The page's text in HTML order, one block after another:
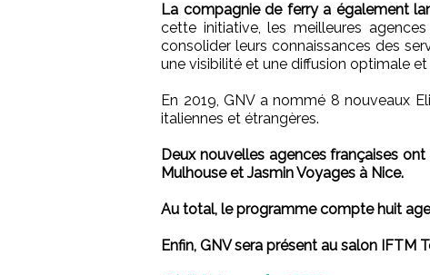
La compagnie de ferry a également
cette initiative, les meilleures
consolider leurs connaissances des
une visibilité et une diffusion optimale
En 2019, GNV a nommé 8 nouveaux
italiennes et étrangères.
Deux nouvelles agences françaises
Mulhouse et Jasmin Voyages à Nice.
Au total, le programme compte huit
Enfin, GNV sera présent au salon IFTM